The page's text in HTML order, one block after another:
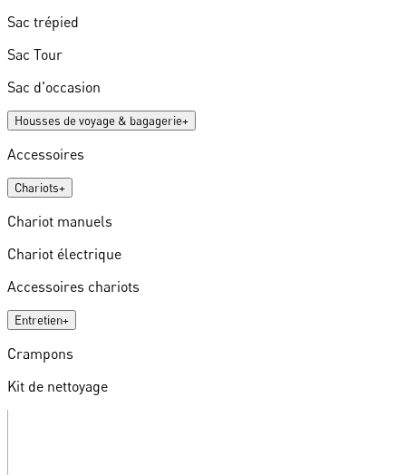
Sac trépied
Sac Tour
Sac d'occasion
Housses de voyage & bagagerie+
Accessoires
Chariots+
Chariot manuels
Chariot électrique
Accessoires chariots
Entretien+
Crampons
Kit de nettoyage